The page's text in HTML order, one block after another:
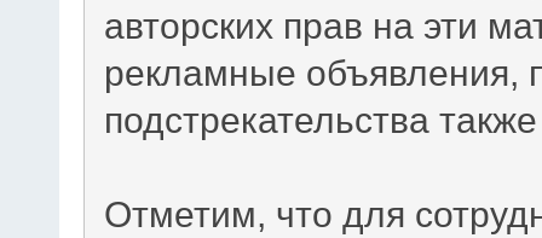
авторских прав на эти
рекламные объявления,
подстрекательства
Отметим, что для